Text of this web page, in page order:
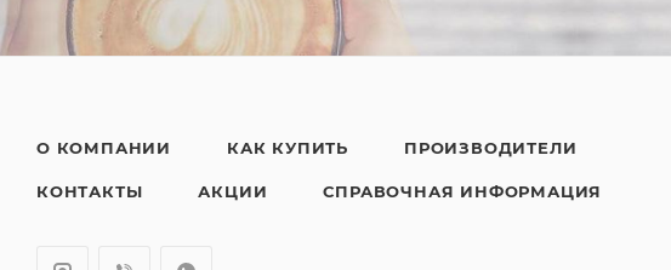
О КОМПАНИИ КАК КУПИТЬ ПРОИЗВОДИТЕЛИ
КОНТАКТЫ АКЦИИ СПРАВОЧНАЯ ИНФОРМАЦИЯ